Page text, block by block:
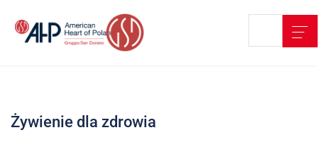
treści
Strefa
Pacjenta
Żywienie dla zdrowia